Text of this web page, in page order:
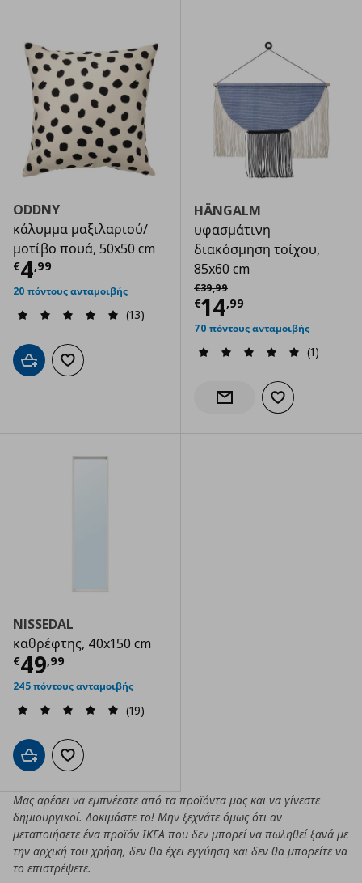
ODDNY
κάλυμμα μαξιλαριού/
μοτίβο πουά, 50x50 cm
€4,99
Τρέχουσα τιμή € 4,99
20 πόντους ανταμοιβής
(13)
Προσθήκη στο καλάθι
Προσθήκη στα αγαπημένα
HÄNGALM
υφασμάτινη
διακόσμηση τοίχου,
85x60 cm
€39,99
Αρχική τιμή
€14,99
Τρέχουσα
70 πόντους ανταμοιβής
(1)
Ενημέρωση διαθεσιμότητας
Προσθήκη στα
NISSEDAL
καθρέφτης, 40x150 cm
€49,99
Τρέχουσα τιμή
245 πόντους ανταμοιβής
(19)
Προσθήκη στο καλάθι
Προσθήκη στα αγαπημένα
Μας αρέσει να εμπνέεστε από τα προϊόντα μας και να γίνεστε
δημιουργικοί. Δοκιμάστε το! Μην ξεχνάτε όμως ότι αν
μεταποιήσετε ένα προϊόν ΙΚΕΑ που δεν μπορεί να πωληθεί ξανά με
την αρχική του χρήση, δεν θα έχει εγγύηση και δεν θα μπορείτε να
το επιστρέψετε.